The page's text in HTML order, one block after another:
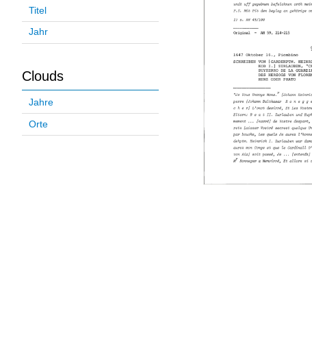
Titel
Jahr
Clouds
Jahre
Orte